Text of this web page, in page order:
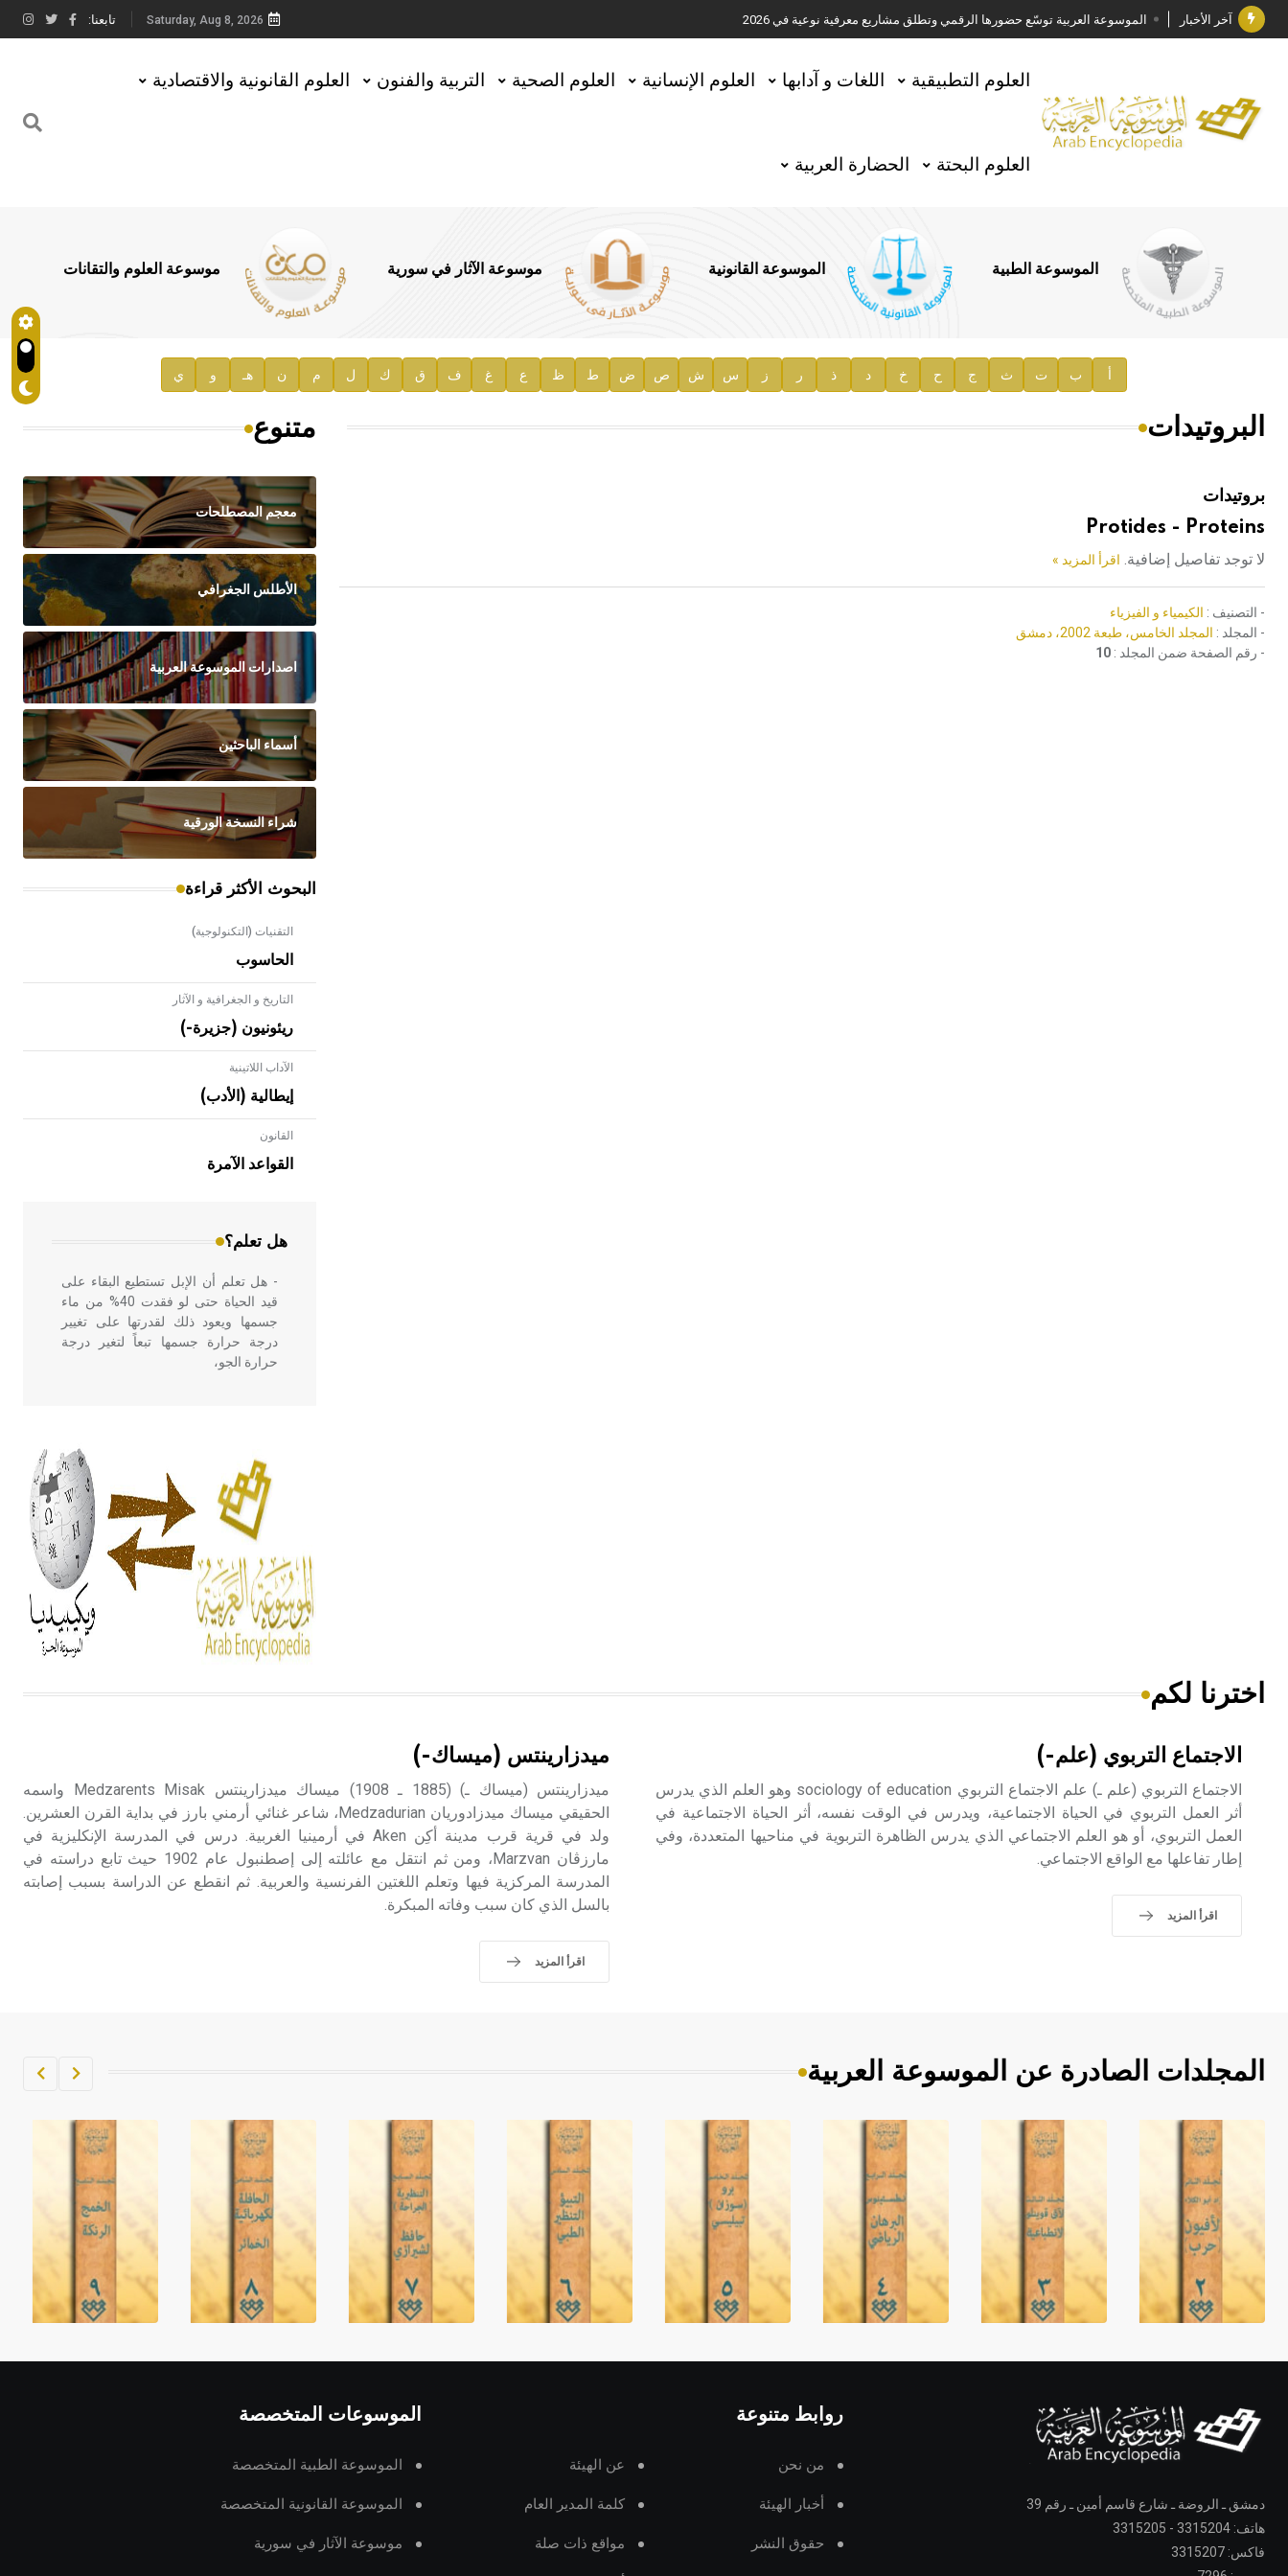
آخر الأخبار الموسوعة العربية توسّع حضورها الرقمي وتطلق مشاريع معرفية نوعية في 2026
جائزة مجمع الملك سلمان العالمي للغة العربية 2025
الأستاذ إياد خالد الطباع مدير عام لهيئة الموسوعة العربية
السيد محمد ياسين صالح وزيرا للثقافة
توصيات مجلس الإدارة
صدور المجلد السابع من موسوعة الآثار في سورية
إعلان..
Saturday, Aug 8, 2026 تابعنا:
العلوم التطبيقية اللغات و آدابها العلوم الإنسانية العلوم الصحية التربية والفنون العلوم القانونية والاقتصادية
العلوم البحتة الحضارة العربية
الموسوعة الطبية الموسوعة القانونية موسوعة الآثار في سورية موسوعة العلوم والتقانات
أ ب ت ث ج ح خ د ذ ر ز س ش ص ض ط ظ ع غ ف ق ك ل م ن هـ و ي
البروتيدات
بروتيدات
Protides - Proteins
لا توجد تفاصيل إضافية. اقرأ المزيد »
- التصنيف : الكيمياء و الفيزياء
- المجلد : المجلد الخامس، طبعة 2002، دمشق
- رقم الصفحة ضمن المجلد : 10
متنوع
معجم المصطلحات
الأطلس الجغرافي
اصدارات الموسوعة العربية
أسماء الباحثين
شراء النسخة الورقية
البحوث الأكثر قراءة
التقنيات (التكنولوجية)
الحاسوب
التاريخ و الجغرافية و الآثار
ريئونيون (جزيرة-)
الآداب اللاتينية
إيطالية (الأدب)
القانون
القواعد الآمرة
هل تعلم؟
- هل تعلم أن الأبلق نوع من الفنون
الهندسية التي ارتبطت بالعمارة الإسلامية
في بلاد الشام ومصر خاصة، حيث يحرص
- هل تعلم أن الإبل تستطيع البقاء على
قيد الحياة حتى لو فقدت 40% من ماء
جسمها ويعود ذلك لقدرتها على تغيير
درجة حرارة جسمها تبعاً لتغير درجة
حرارة الجو،
أربعة مؤلفات هي: الحكم، الأدلة، تنظيم
التغذية، ورسالته في جروح الرأس.
ويعود له الفضل بأنه حرر الطب من
الدين والفلسفة.
- هل تعلم أن المرجان إفراز حيواني
يتكون في البحر ويتركب من مادة
كربونات الكلسيوم، وهو أحمر أو شديد
الحمرة وهو أجود أنواعه، ويمتاز بكبر
الحجم ويسمى الش
الإنكليزية أب
- هل تعلم أن أبجر Abgar اسم معروف
جيداً يعود إلى عدد من الملوك الذين
اخترنا لكم
الاجتماع التربوي (علم-)
الاجتماع التربوي (علم ـ) علم الاجتماع التربوي sociology of education وهو العلم الذي يدرس
أثر العمل التربوي في الحياة الاجتماعية، ويدرس في الوقت نفسه، أثر الحياة الاجتماعية في
العمل التربوي، أو هو العلم الاجتماعي الذي يدرس الظاهرة التربوية في مناحيها المتعددة، وفي
إطار تفاعلها مع الواقع الاجتماعي.
اقرأ المزيد
ميدزارينتس (ميساك-)
ميدزارينتس (ميساك ـ) (1885 ـ 1908) ميساك ميدزارينتس Medzarents Misak واسمه
الحقيقي ميساك ميدزادوريان Medzadurian، شاعر غنائي أرمني بارز في بداية القرن العشرين.
ولد في قرية قرب مدينة أكِن Aken في أرمينيا الغربية. درس في المدرسة الإنكليزية في
مارزڤان Marzvan، ومن ثم انتقل مع عائلته إلى إصطنبول عام 1902 حيث تابع دراسته في
المدرسة المركزية فيها وتعلم اللغتين الفرنسية والعربية. ثم انقطع عن الدراسة بسبب إصابته
بالسل الذي كان سبب وفاته المبكرة.
اقرأ المزيد
المجلدات الصادرة عن الموسوعة العربية
دمشق ـ الروضة ـ شارع قاسم أمين ـ رقم 39
هاتف: 3315204 - 3315205
فاكس: 3315207
روابط متنوعة
من نحن عن الهيئة
أخبار الهيئة كلمة المدير العام
حقوق النشر مواقع ذات صلة
الموسوعات المتخصصة
الموسوعة الطبية المتخصصة
الموسوعة القانونية المتخصصة
موسوعة الآثار في سورية